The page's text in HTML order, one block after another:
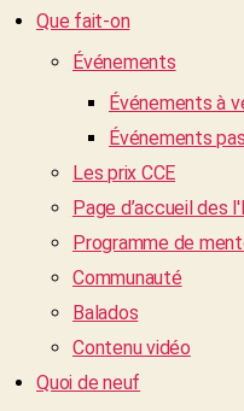
Que fait-on
Événements
Événements à
Événements
Les prix CCE
Page d’accueil des
Programme de
Communauté
Balados
Contenu vidéo
Quoi de neuf